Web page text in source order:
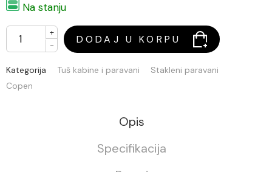
Na stanju
+
-
DODAJ U KORPU
Kategorija Tuš kabine i paravani
Stakleni paravani
Copen
Opis
Specifikacija